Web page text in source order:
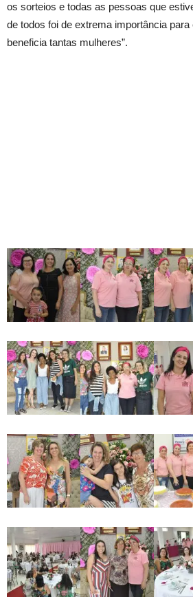
os sorteios e todas as pessoas que
de todos foi de extrema importância para
beneficia tantas mulheres”.